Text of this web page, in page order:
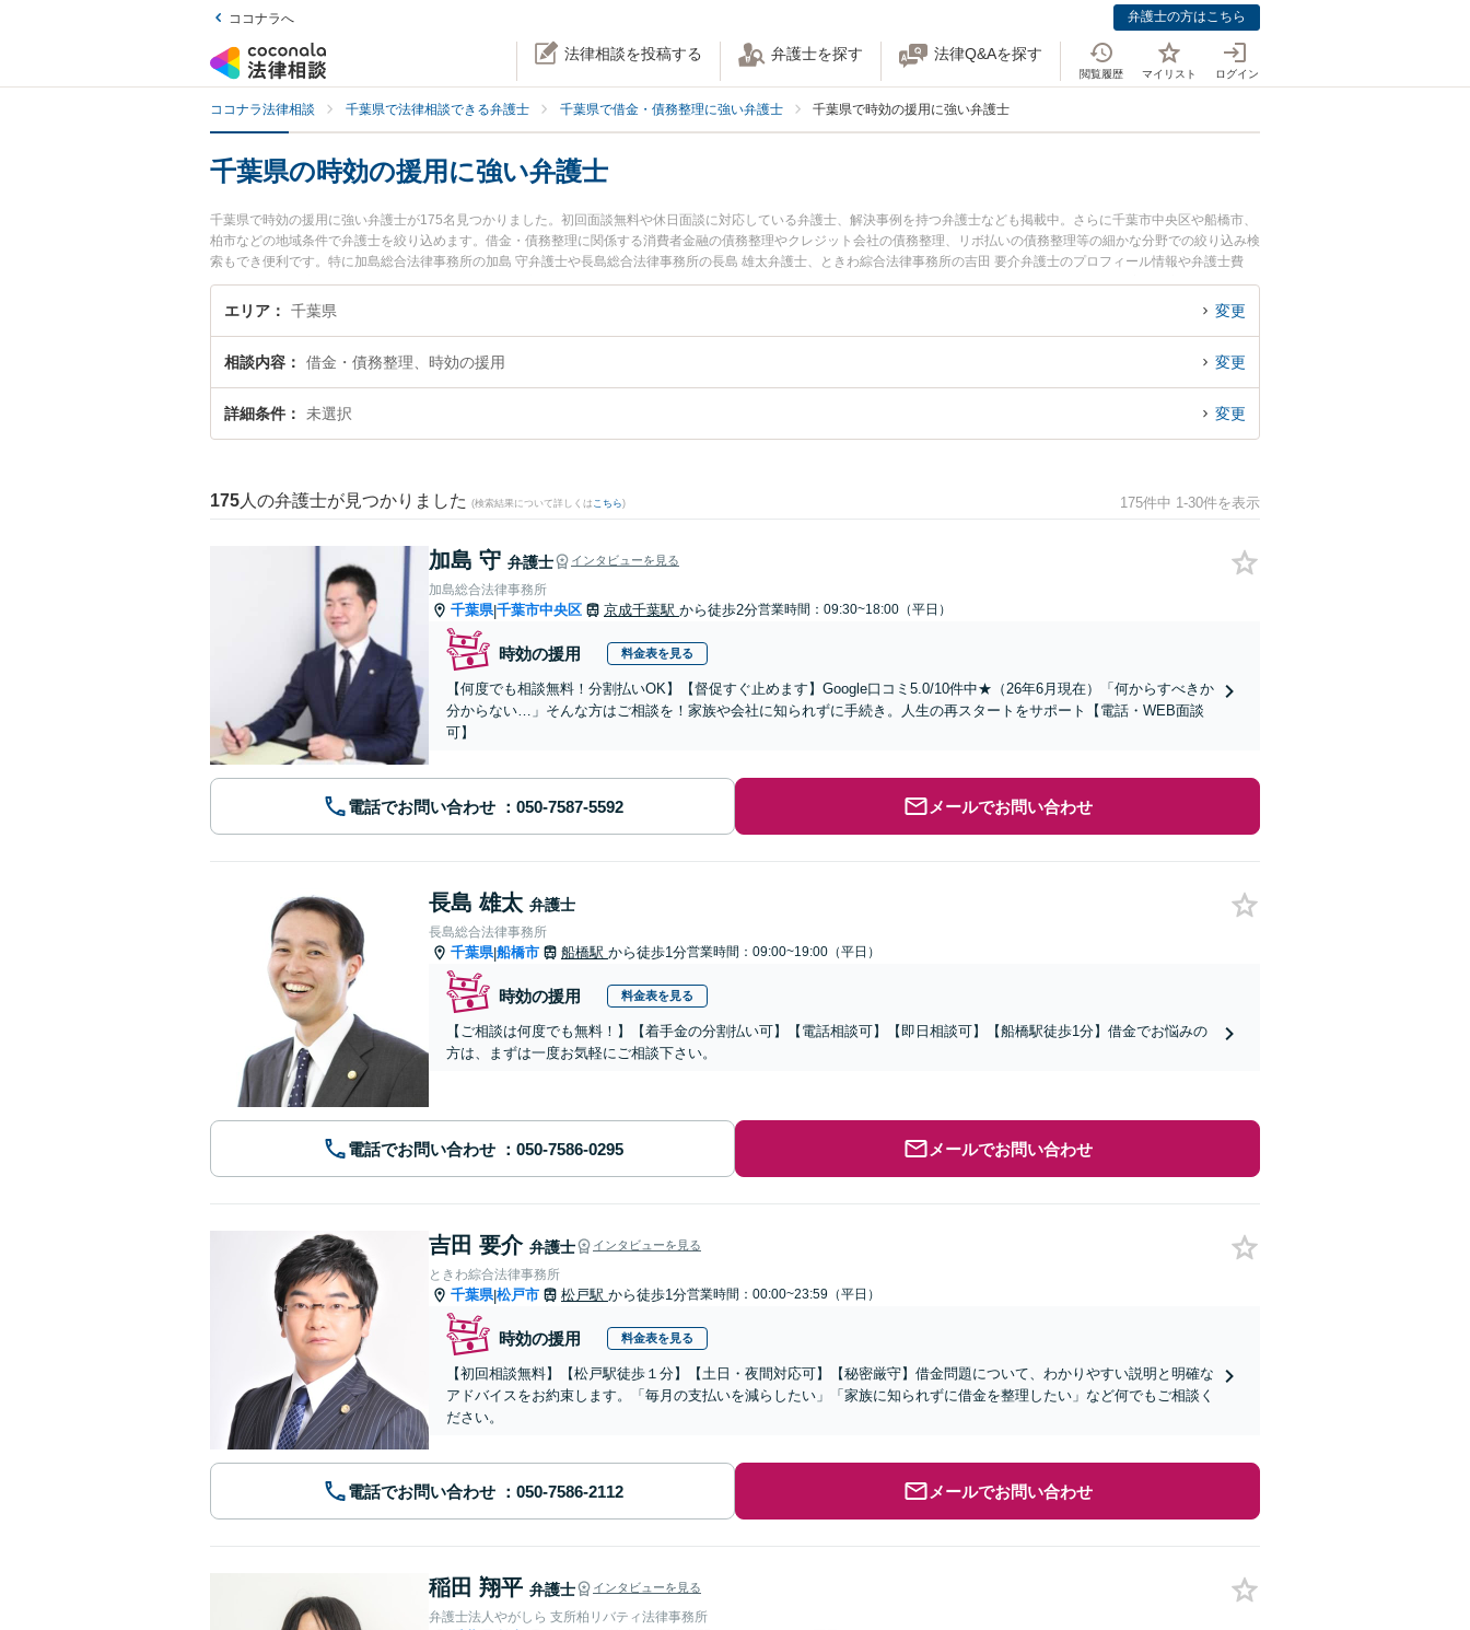
ココナラへ 弁護士の方はこちら
法律相談を投稿する 弁護士を探す 法律Q&Aを探す
閲覧履歴 マイリスト ログイン
ココナラ法律相談 千葉県で法律相談できる弁護士 千葉県で借金・債務整理に強い弁護士 千葉県で時効の援用に強い弁護士
千葉県の時効の援用に強い弁護士
千葉県で時効の援用に強い弁護士が175名見つかりました。初回面談無料や休日面談に対応している弁護士、解決事例を持つ弁護士なども掲載中。さらに千葉市中央区や船橋市、
柏市などの地域条件で弁護士を絞り込めます。借金・債務整理に関係する消費者金融の債務整理やクレジット会社の債務整理、リボ払いの債務整理等の細かな分野での絞り込み検
索もでき便利です。特に加島総合法律事務所の加島 守弁護士や長島総合法律事務所の長島 雄太弁護士、ときわ綜合法律事務所の吉田 要介弁護士のプロフィール情報や弁護士費
用、強みなどが注目されています。『千葉県で土日や夜間に発生した時効の援用のトラブルを今すぐに弁護士に相談したい』『時効の援用のトラブル解決の実績豊富な近くの弁護
士を検索したい』『初回相談無料で時効の援用を法律相談できる千葉県内の弁護士に相談予約したい』などでお困りの相談者さんにおすすめです。
エリア 千葉県 変更
相談内容 借金・債務整理、時効の援用 変更
詳細条件 未選択 変更
175 人の弁護士が見つかりました (検索結果について詳しくは こちら) 175件中 1-30件を表示
加島 守 弁護士 インタビューを見る
加島総合法律事務所
千葉県|千葉市中央区 京成千葉駅 から徒歩2分営業時間：09:30~18:00（平日）
時効の援用 料金表を見る
【何度でも相談無料！分割払いOK】【督促すぐ止めます】Google口コミ5.0/10件中★（26年6月現在）「何からすべきか
分からない…」そんな方はご相談を！家族や会社に知られずに手続き。人生の再スタートをサポート【電話・WEB面談
可】
電話でお問い合わせ メールでお問い合わせ
長島 雄太 弁護士
長島総合法律事務所
千葉県|船橋市 船橋駅 から徒歩1分営業時間：09:00~19:00（平日）
時効の援用 料金表を見る
【ご相談は何度でも無料！】【着手金の分割払い可】【電話相談可】【即日相談可】【船橋駅徒歩1分】借金でお悩みの
方は、まずは一度お気軽にご相談下さい。
電話でお問い合わせ メールでお問い合わせ
吉田 要介 弁護士 インタビューを見る
ときわ綜合法律事務所
千葉県|松戸市 松戸駅 から徒歩1分営業時間：00:00~23:59（平日）
時効の援用 料金表を見る
【初回相談無料】【松戸駅徒歩１分】【土日・夜間対応可】【秘密厳守】借金問題について、わかりやすい説明と明確な
アドバイスをお約束します。「毎月の支払いを減らしたい」「家族に知られずに借金を整理したい」など何でもご相談く
ださい。
電話でお問い合わせ メールでお問い合わせ
稲田 翔平 弁護士 インタビューを見る
弁護士法人やがしら 支所柏リバティ法律事務所